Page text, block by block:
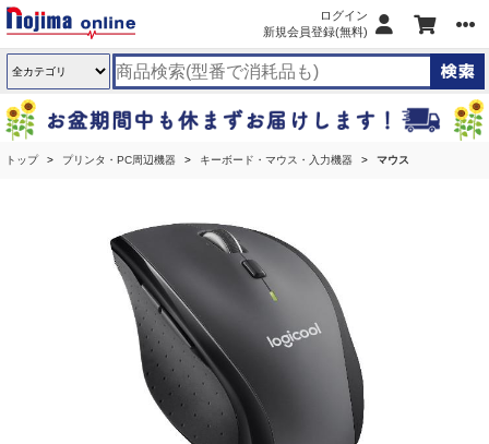
ログイン
新規会員登録(無料)
トップ プリンタ・PC周辺機器 キーボード・マウス・入力機器 マウス